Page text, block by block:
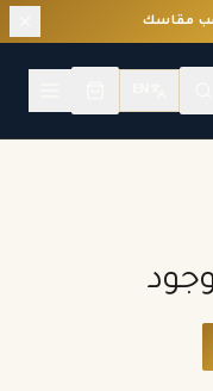
مقاسك